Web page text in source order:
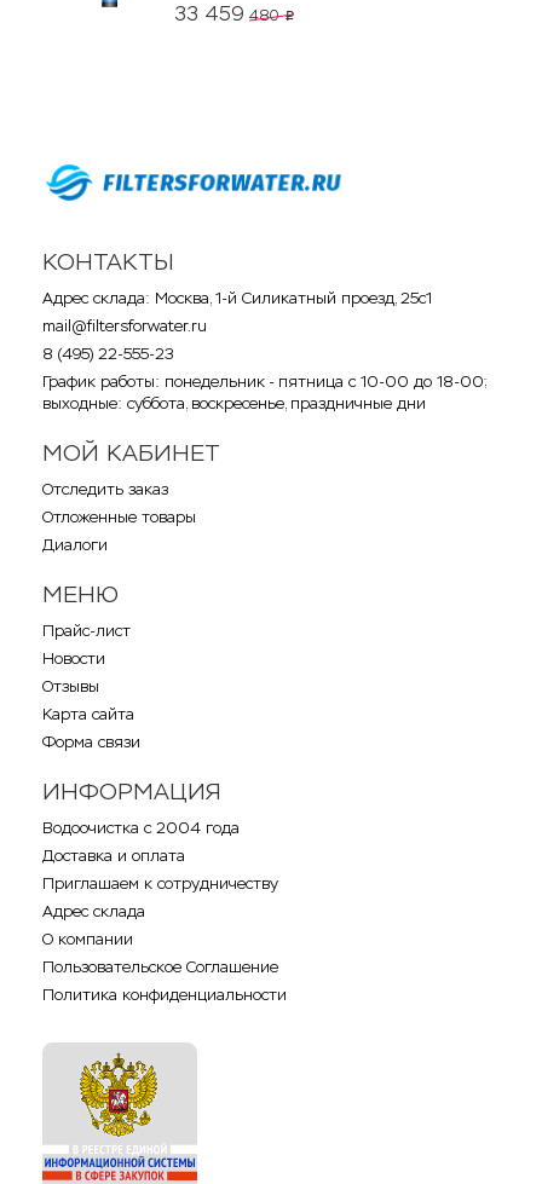
33 459 480p
КОНТАКТЫ
Адрес склада: Москва, 1-й Силикатный проезд, 25с1
mail@filtersforwater.ru
8 (495) 22-555-23
График работы: понедельник - пятница с 10-00 до 18-00;
выходные: суббота, воскресенье, праздничные дни
МОЙ КАБИНЕТ
Отследить заказ
Отложенные товары
Диалоги
МЕНЮ
Прайс-лист
Новости
Отзывы
Карта сайта
Форма связи
ИНФОРМАЦИЯ
Водоочистка с 2004 года
Доставка и оплата
Приглашаем к сотрудничеству
Адрес склада
О компании
Пользовательское Соглашение
Политика конфиденциальности